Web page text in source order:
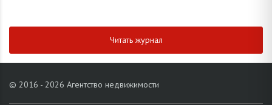
Читать журнал
© 2016 - 2026 Агентство недвижимости